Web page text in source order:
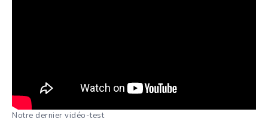
Notre dernier vidéo-test